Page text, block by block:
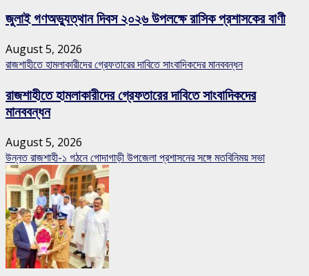
জুলাই গণঅভ্যুত্থান দিবস ২০২৬ উপলক্ষে রাসিক প্রশাসকের বাণী
August 5, 2026
রাজশাহীতে হামলাকারীদের গ্রেফতারের দাবিতে সাংবাদিকদের মানববন্ধন
রাজশাহীতে হামলাকারীদের গ্রেফতারের দাবিতে সাংবাদিকদের
মানববন্ধন
August 5, 2026
উন্নত রাজশাহী-১ গঠনে গোদাগাড়ী উপজেলা প্রশাসনের সঙ্গে মতবিনিময় সভা